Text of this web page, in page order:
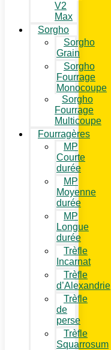
V2
Max
Sorgho
Sorgho
Grain
Sorgho
Fourrage
Monocoupe
Sorgho
Fourrage
Multicoupe
Fourragères
MP
Courte
durée
MP
Moyenne
durée
MP
Longue
durée
Trèfle
Incarnat
Trèfle
d’Alexandrie
Trèfle
de
perse
Trèfle
Squarrosum